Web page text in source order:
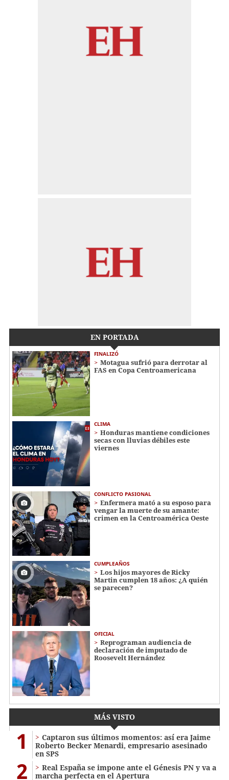
EN PORTADA
FINALIZÓ
Motagua sufrió para derrotar al
FAS en Copa Centroamericana
CLIMA
Honduras mantiene condiciones
secas con lluvias débiles este
viernes
CONFLICTO PASIONAL
Enfermera mató a su esposo para
vengar la muerte de su amante:
crimen en la Centroamérica Oeste
CUMPLEAÑOS
Los hijos mayores de Ricky
Martin cumplen 18 años: ¿A quién
se parecen?
OFICIAL
Reprograman audiencia de
declaración de imputado de
Roosevelt Hernández
MÁS VISTO
1
Captaron sus últimos momentos: así era Jaime
Roberto Becker Menardi​​​, empresario asesinado
en SPS
2
Real España se impone ante el Génesis PN y va a
marcha perfecta en el Apertura